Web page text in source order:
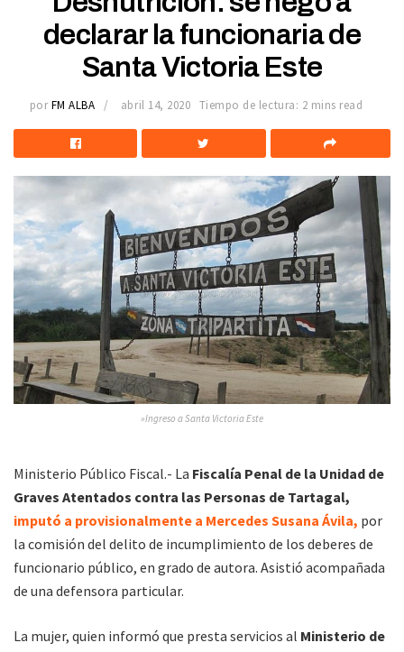
declarar la funcionaria de
Santa Victoria Este
por FM ALBA abril 14, 2020 Tiempo de lectura: 2 mins read
»Ingreso a Santa Victoria Este
Ministerio Público Fiscal.- La Fiscalía Penal de la Unidad de
Graves Atentados contra las Personas de Tartagal,
imputó a provisionalmente a Mercedes Susana Ávila, por
la comisión del delito de incumplimiento de los deberes de
funcionario público, en grado de autora. Asistió acompañada
de una defensora particular.
La mujer, quien informó que presta servicios al Ministerio de